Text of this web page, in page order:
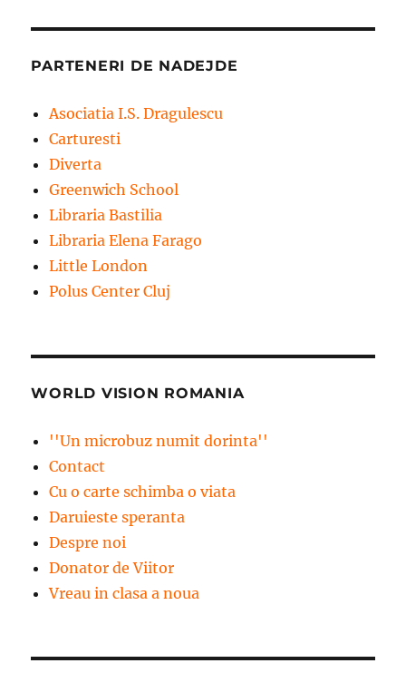
PARTENERI DE NADEJDE
Asociatia I.S. Dragulescu
Carturesti
Diverta
Greenwich School
Libraria Bastilia
Libraria Elena Farago
Little London
Polus Center Cluj
WORLD VISION ROMANIA
''Un microbuz numit dorinta''
Contact
Cu o carte schimba o viata
Daruieste speranta
Despre noi
Donator de Viitor
Vreau in clasa a noua